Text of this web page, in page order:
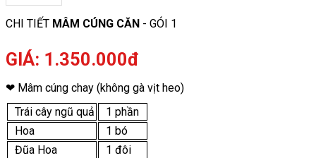
CHI TIẾT MÂM CÚNG CĂN - GÓI 1
GIÁ: 1.350.000đ
❤ Mâm cúng chay (không gà vịt heo)
Trái cây ngũ quả
1 phần
Hoa
1 bó
Đũa Hoa
1 đôi